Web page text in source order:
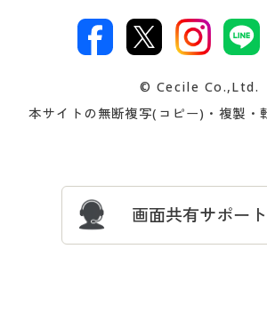
著作権・商標について 会社案内
プレゼント＆キャンペーン サイトマ
交換・返品は お支払は
ついて
忘れの場
© Cecile Co.,Ltd.
本サイトの無断複写(コピー)・複製・
画面共有サポート